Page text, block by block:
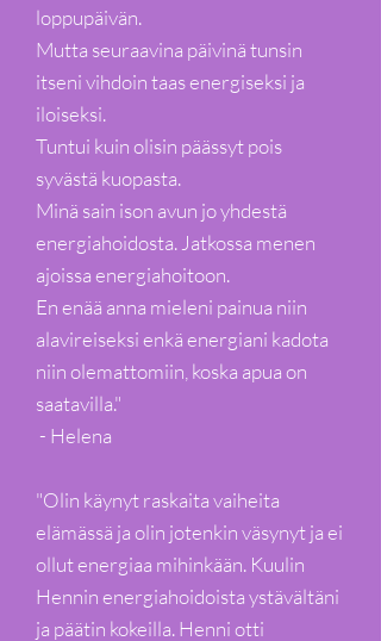
loppupäivän.
Mutta seuraavina päivinä tunsin
itseni vihdoin taas energiseksi ja
iloiseksi.
Tuntui kuin olisin päässyt pois
syvästä kuopasta.
Minä sain ison avun jo yhdestä
energiahoidosta. Jatkossa menen
ajoissa energiahoitoon.
En enää anna mieleni painua niin
alavireiseksi enkä energiani kadota
niin olemattomiin, koska apua on
saatavilla."
- Helena
"Olin käynyt raskaita vaiheita
elämässä ja olin jotenkin väsynyt ja ei
ollut energiaa mihinkään. Kuulin
Hennin energiahoidoista ystävältäni
ja päätin kokeilla. Henni otti